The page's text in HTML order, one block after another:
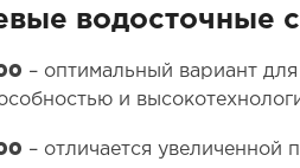
водосточные
– оптимальный вариант
и
– отличается увеличенной